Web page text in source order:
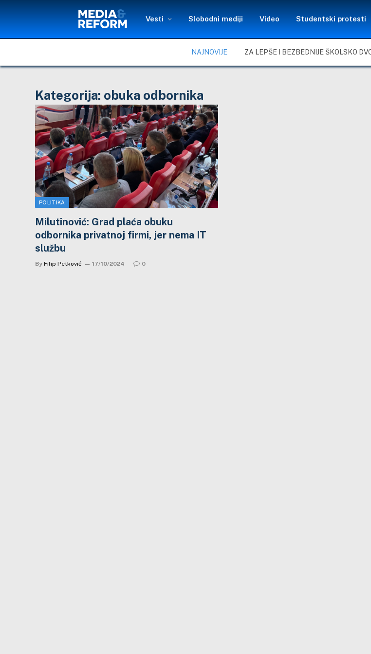
Vesti Slobodni mediji Video Studentski protesti
NAJNOVIJE
Kategorija: obuka odbornika
POLITIKA
Milutinović: Grad plaća obuku
odbornika privatnoj firmi, jer nema IT
službu
By Filip Petković 17/10/2024 0